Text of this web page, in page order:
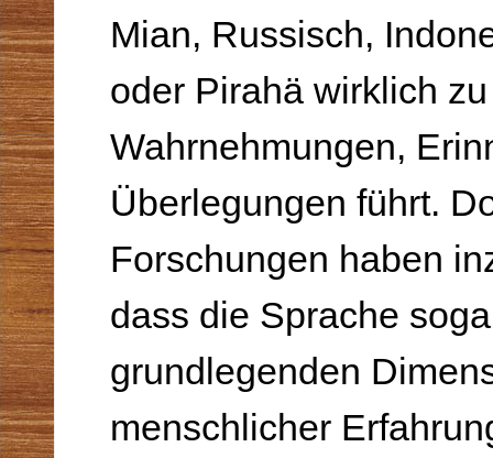
Mian, Russisch,
oder Pirahä wirklich
Wahrnehmungen,
Überlegungen führt.
Forschungen haben
dass die Sprache
grundlegenden
menschlicher